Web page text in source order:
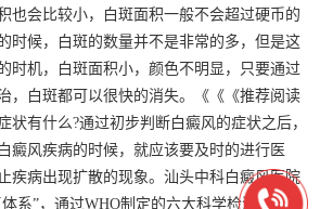
也会比较小，白斑面积一般不会超过硬币的
时候，白斑的数量并不是非常的多，但是这
时机，白斑面积小，颜色不明显，只要通过
，白斑都可以很快的消失。《《《推荐阅读
状有什么?通过初步判断白癜风的症状之后，
癜风疾病的时候，就应该要及时的进行医
疾病出现扩散的现象。汕头中科白癜风医院
系”，通过WHO制定的六大科学检测，在上